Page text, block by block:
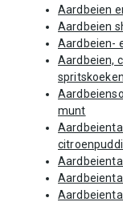
Aardbeien
Aardbeien
Aardbeien-
Aardbeien,
spritskoeken
munt